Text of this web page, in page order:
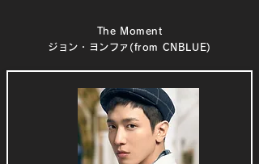
The Moment
ジョン・ヨンファ(from CNBLUE)